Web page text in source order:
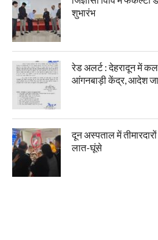
शुभारंभ
रेड अलर्ट : देहरादून में
आंगनबाड़ी केंद्र, आदेश
दून अस्पताल में
लात-घूंसे